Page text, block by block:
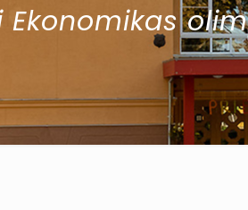
Ekonomikas